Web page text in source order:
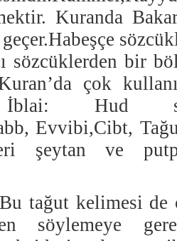
Kuranda
sözcüklerden bir
çok
İblai: Hud
Evvibi,Cibt,
şeytan ve
tağut kelimesi de
söylemeye